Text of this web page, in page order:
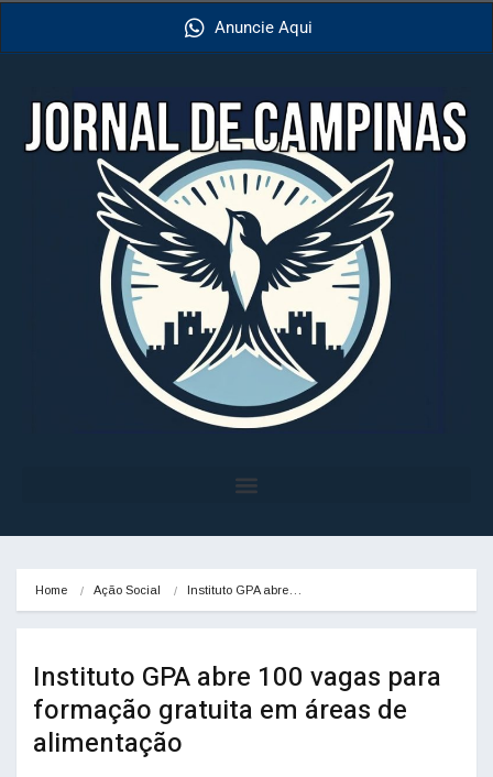
Anuncie Aqui
Home Ação Social Instituto GPA abre…
Instituto GPA abre 100 vagas para
formação gratuita em áreas de
alimentação